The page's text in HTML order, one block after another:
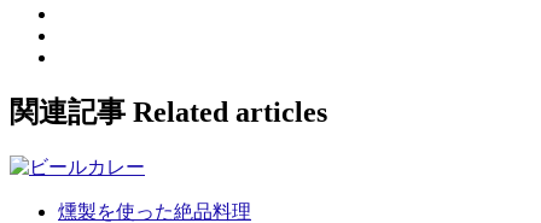
関連記事 Related articles
燻製を使った絶品料理